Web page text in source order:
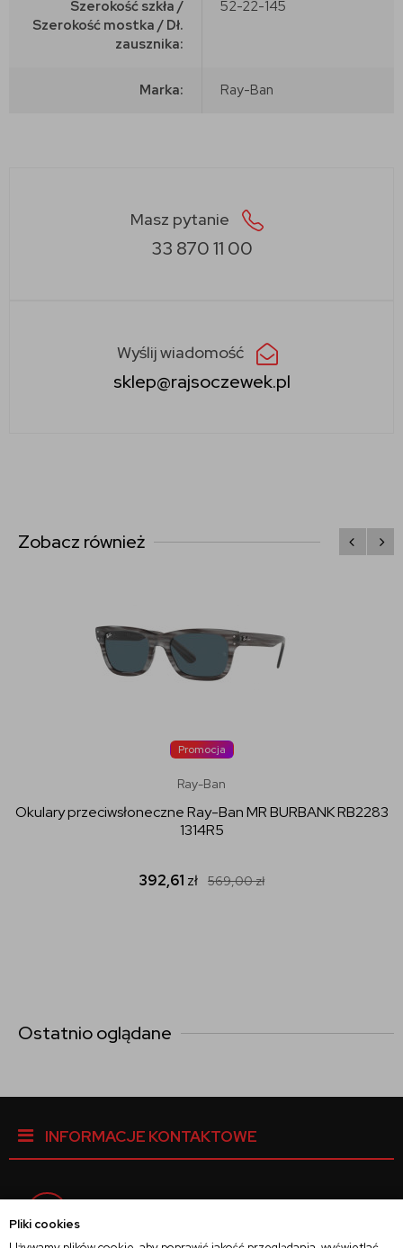
Pliki cookies
Szerokość szkła /
Szerokość mostka / Dł.
zausznika:
52-22-145
Marka: Ray-Ban
Masz pytanie
33 870 11 00
Wyślij wiadomość
sklep@rajsoczewek.pl
Zobacz również
Promocja
Ray-Ban
Okulary przeciwsłoneczne Ray-Ban MR BURBANK RB2283
1314R5
392,61 zł 569,00zł
Ostatnio oglądane
INFORMACJE KONTAKTOWE